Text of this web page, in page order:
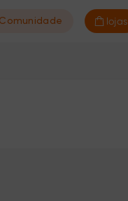
Comunidade lojas